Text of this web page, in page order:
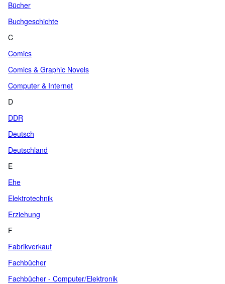
Bücher
Buchgeschichte
C
Comics
Comics & Graphic Novels
Computer & Internet
D
DDR
Deutsch
Deutschland
E
Ehe
Elektrotechnik
Erziehung
F
Fabrikverkauf
Fachbücher
Fachbücher - Computer/Elektronik